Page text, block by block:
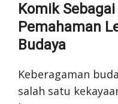
Komik
Pemahaman
Budaya
Keberagaman
salah satu